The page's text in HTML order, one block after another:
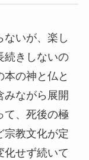
いが、楽し
続きしないの
の神と仏と
みながら展開
て、死後の極
宗教文化が定
化せず続いて